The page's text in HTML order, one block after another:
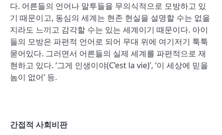
다. 어른들의 언어나 말투들을 무의식적으로 모방하고 있
기 때문이고, 동심의 세계는 현존 현실을 설명할 수는 없을
지라도 느끼고 감각할 수는 있는 세계이기 때문이다. 아이
들의 모방은 파편적 언어로 되어 무대 위에 여기저기 툭툭
묻어있다. 그러면서 어른들의 실제 세계를 파편적으로 재
현하고 있다. ‘그게 인생이야(C’est la vie)’, ‘이 세상에 믿을
놈이 없어’ 등.
간접적 사회비판